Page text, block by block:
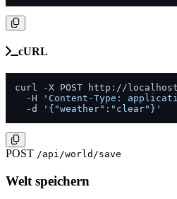
cURL
curl -X POST http://
  -H
'Content-Type:
  -d
'{"weather":"clear"}'
POST /api/world/save
Welt speichern